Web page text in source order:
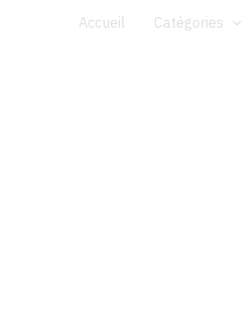
Accueil Catégories